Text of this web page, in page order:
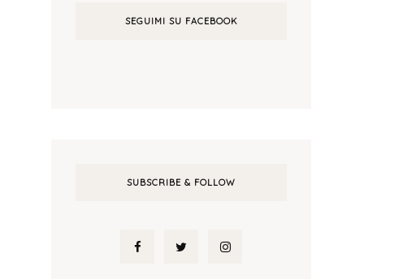
SEGUIMI SU FACEBOOK
SUBSCRIBE & FOLLOW